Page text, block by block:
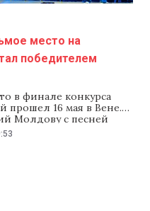
место на
победителем
в финале конкурса
прошел 16 мая в Вене.
Молдову с песней
набрал 226 баллов.
Болгария, которая